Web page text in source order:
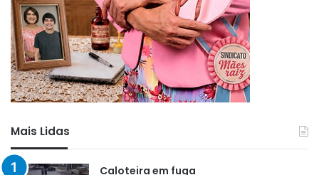
Mais Lidas
Caloteira em fuga